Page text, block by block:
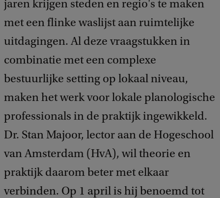
jaren krijgen steden en regio's te maken
met een flinke waslijst aan ruimtelijke
uitdagingen. Al deze vraagstukken in
combinatie met een complexe
bestuurlijke setting op lokaal niveau,
maken het werk voor lokale planologische
professionals in de praktijk ingewikkeld.
Dr. Stan Majoor, lector aan de Hogeschool
van Amsterdam (HvA), wil theorie en
praktijk daarom beter met elkaar
verbinden. Op 1 april is hij benoemd tot